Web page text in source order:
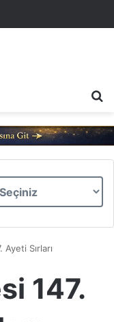
Ayeti Sırları
147.